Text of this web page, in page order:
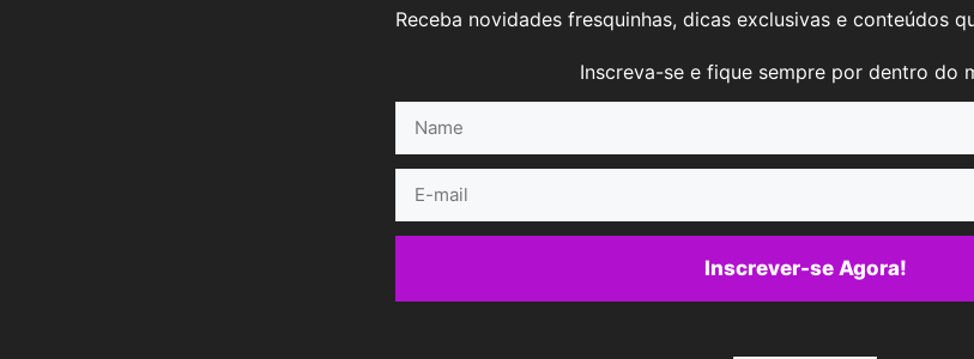
Receba novidades fresquinhas, dicas exclusivas e conteúdos
Inscreva-se e fique sempre por dentro do
mail
Inscrever-se Agora!